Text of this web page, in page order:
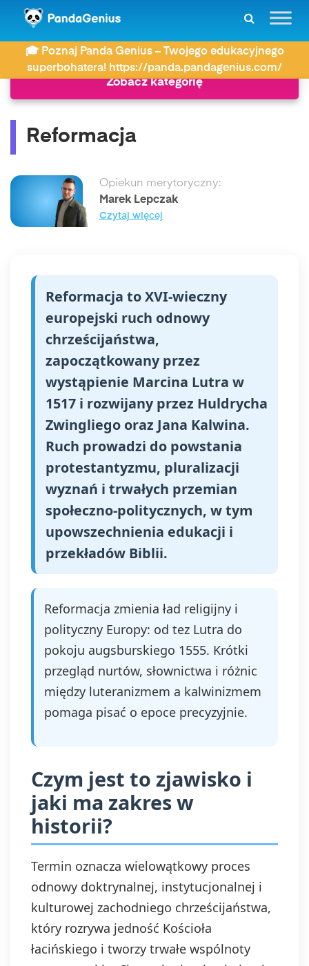
🎓 Poznaj Panda Genius – Twojego edukacyjnego
superbohatera! https://panda.pandagenius.com/
ZDAY Słownik Reformacja
Zobacz kategorię
Reformacja
Opiekun merytoryczny:
Marek Lepczak
Czytaj więcej
Reformacja to XVI-wieczny
europejski ruch odnowy
chrześcijaństwa,
zapoczątkowany przez
wystąpienie Marcina Lutra w
1517 i rozwijany przez Huldrycha
Zwingliego oraz Jana Kalwina.
Ruch prowadzi do powstania
protestantyzmu, pluralizacji
wyznań i trwałych przemian
społeczno‑politycznych, w tym
upowszechnienia edukacji i
przekładów Biblii.
Reformacja zmienia ład religijny i
polityczny Europy: od tez Lutra do
pokoju augsburskiego 1555. Krótki
przegląd nurtów, słownictwa i różnic
między luteranizmem a kalwinizmem
pomaga pisać o epoce precyzyjnie.
Czym jest to zjawisko i
jaki ma zakres w
historii?
Termin oznacza wielowątkowy proces
odnowy doktrynalnej, instytucjonalnej i
kulturowej zachodniego chrześcijaństwa,
który rozrywa jedność Kościoła
łacińskiego i tworzy trwałe wspólnoty